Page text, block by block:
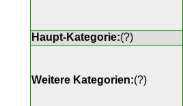
Haupt-Kategorie:(?)
Weitere Kategorien:(?)